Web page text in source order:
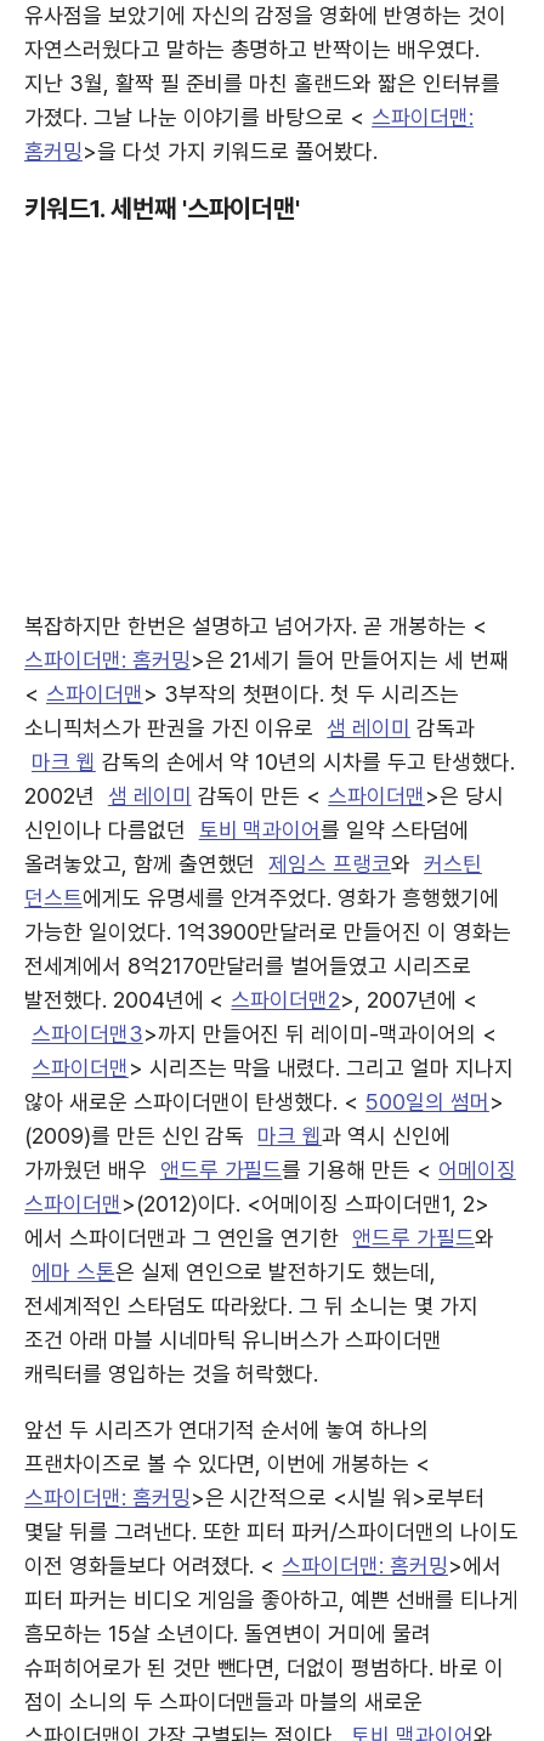
유사점을 보았기에 자신의 감정을 영화에 반영하는 것이
자연스러웠다고 말하는 총명하고 반짝이는 배우였다.
지난 3월, 활짝 필 준비를 마친 홀랜드와 짧은 인터뷰를
가졌다. 그날 나눈 이야기를 바탕으로 < 스파이더맨:
홈커밍>을 다섯 가지 키워드로 풀어봤다.
키워드1. 세번째 '스파이더맨'
복잡하지만 한번은 설명하고 넘어가자. 곧 개봉하는 <
스파이더맨: 홈커밍>은 21세기 들어 만들어지는 세 번째
< 스파이더맨> 3부작의 첫편이다. 첫 두 시리즈는
소니픽처스가 판권을 가진 이유로
샘 레이미 감독과
마크 웹 감독의 손에서 약 10년의 시차를 두고 탄생했다.
2002년
샘 레이미 감독이 만든 < 스파이더맨>은 당시
신인이나 다름없던
토비 맥과이어를 일약 스타덤에
올려놓았고, 함께 출연했던
제임스 프랭코와 커스틴
던스트에게도 유명세를 안겨주었다. 영화가 흥행했기에
가능한 일이었다. 1억3900만달러로 만들어진 이 영화는
전세계에서 8억2170만달러를 벌어들였고 시리즈로
발전했다. 2004년에 < 스파이더맨2>, 2007년에 <
스파이더맨3>까지 만들어진 뒤 레이미-맥과이어의 <
스파이더맨> 시리즈는 막을 내렸다. 그리고 얼마 지나지
않아 새로운 스파이더맨이 탄생했다. < 500일의 썸머>
(2009)를 만든 신인 감독
마크 웹과 역시 신인에
가까웠던 배우
앤드루 가필드를 기용해 만든 < 어메이징
스파이더맨>(2012)이다. <어메이징 스파이더맨1, 2>
에서 스파이더맨과 그 연인을 연기한 앤드루 가필드와
에마 스톤은 실제 연인으로 발전하기도 했는데,
전세계적인 스타덤도 따라왔다. 그 뒤 소니는 몇 가지
조건 아래 마블 시네마틱 유니버스가 스파이더맨
캐릭터를 영입하는 것을 허락했다.
앞선 두 시리즈가 연대기적 순서에 놓여 하나의
프랜차이즈로 볼 수 있다면, 이번에 개봉하는 <
스파이더맨: 홈커밍>은 시간적으로 <시빌 워>로부터
몇달 뒤를 그려낸다. 또한 피터 파커/스파이더맨의 나이도
이전 영화들보다 어려졌다. < 스파이더맨: 홈커밍>에서
피터 파커는 비디오 게임을 좋아하고, 예쁜 선배를 티나게
흠모하는 15살 소년이다. 돌연변이 거미에 물려
슈퍼히어로가 된 것만 뺀다면, 더없이 평범하다. 바로 이
점이 소니의 두 스파이더맨들과 마블의 새로운
스파이더맨이 가장 구별되는 점이다. 토비 맥과이어와